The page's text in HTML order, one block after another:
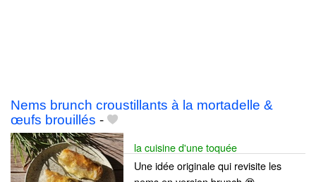
Nems brunch croustillants à la mortadelle &
œufs brouillés -
la cuisine d'une toquée
Une idée originale qui revisite les